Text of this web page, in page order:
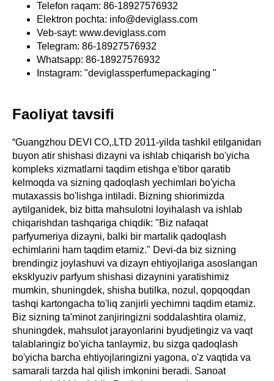
Telefon raqam: 86-18927576932
Elektron pochta: info@deviglass.com
Veb-sayt: www.deviglass.com
Telegram: 86-18927576932
Whatsapp: 86-18927576932
Instagram: "deviglassperfumepackaging "
Faoliyat tavsifi
“Guangzhou DEVI CO,.LTD 2011-yilda tashkil etilganidan
buyon atir shishasi dizayni va ishlab chiqarish bo'yicha
kompleks xizmatlarni taqdim etishga e'tibor qaratib
kelmoqda va sizning qadoqlash yechimlari bo'yicha
mutaxassis bo'lishga intiladi. Bizning shiorimizda
aytilganidek, biz bitta mahsulotni loyihalash va ishlab
chiqarishdan tashqariga chiqdik: "Biz nafaqat
parfyumeriya dizayni, balki bir martalik qadoqlash
echimlarini ham taqdim etamiz." Devi-da biz sizning
brendingiz joylashuvi va dizayn ehtiyojlariga asoslangan
eksklyuziv parfyum shishasi dizaynini yaratishimiz
mumkin, shuningdek, shisha butilka, nozul, qopqoqdan
tashqi kartongacha to'liq zanjirli yechimni taqdim etamiz.
Biz sizning ta'minot zanjiringizni soddalashtira olamiz,
shuningdek, mahsulot jarayonlarini byudjetingiz va vaqt
talablaringiz bo'yicha tanlaymiz, bu sizga qadoqlash
bo'yicha barcha ehtiyojlaringizni yagona, o'z vaqtida va
samarali tarzda hal qilish imkonini beradi. Sanoat